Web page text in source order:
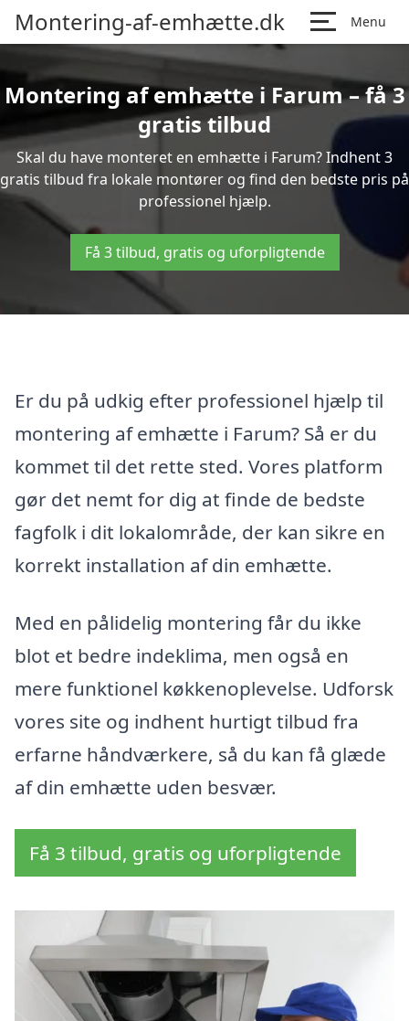
Montering-af-emhætte.dk Menu
Montering af emhætte i Farum – få 3
gratis tilbud
Skal du have monteret en emhætte i Farum? Indhent 3
gratis tilbud fra lokale montører og find den bedste pris på
professionel hjælp.
Få 3 tilbud, gratis og uforpligtende
Er du på udkig efter professionel hjælp til
montering af emhætte i Farum? Så er du
kommet til det rette sted. Vores platform
gør det nemt for dig at finde de bedste
fagfolk i dit lokalområde, der kan sikre en
korrekt installation af din emhætte.
Med en pålidelig montering får du ikke
blot et bedre indeklima, men også en
mere funktionel køkkenoplevelse. Udforsk
vores site og indhent hurtigt tilbud fra
erfarne håndværkere, så du kan få glæde
af din emhætte uden besvær.
Få 3 tilbud, gratis og uforpligtende